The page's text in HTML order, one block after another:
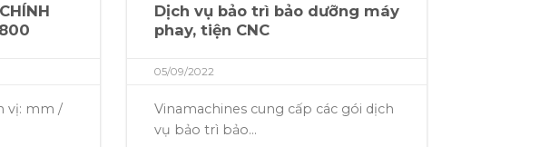
vị: mm /
Dịch vụ bảo trì bảo dưỡng máy
phay, tiện CNC
05/09/2022
Vinamachines cung cấp các gói dịch
vụ bảo trì bảo...